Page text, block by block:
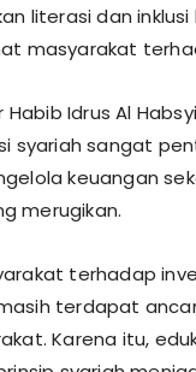
literasi dan
masyarakat
Habib Idrus Al
syariah sangat
keuangan
merugikan.
terhadap
terdapat
Karena itu,